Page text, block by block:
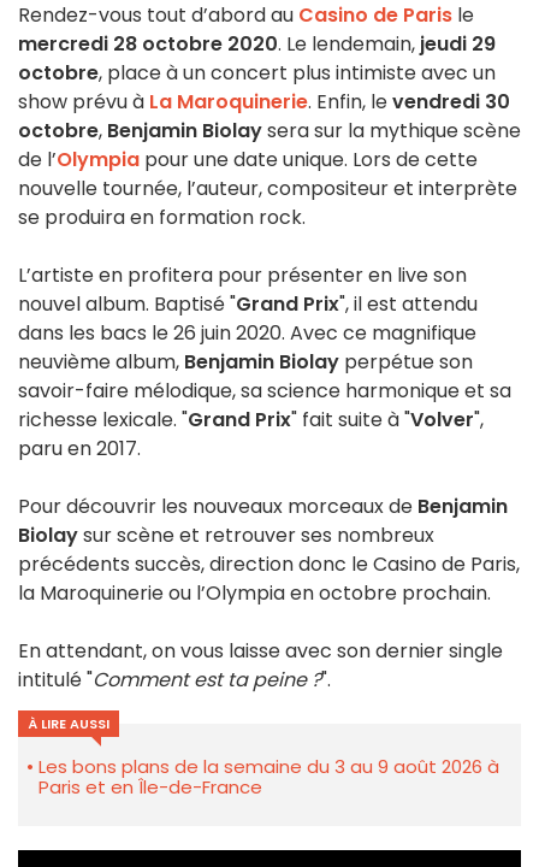
Rendez-vous tout d’abord au Casino de Paris le
mercredi 28 octobre 2020. Le lendemain, jeudi 29
octobre, place à un concert plus intimiste avec un
show prévu à La Maroquinerie. Enfin, levendredi 30
octobre, Benjamin Biolaysera sur la mythique scène
de l’Olympia pour une date unique. Lors de cette
nouvelle tournée, l’auteur, compositeur et interprète
se produira en formation rock.
L’artiste en profitera pour présenter en live son
nouvel album. Baptisé "Grand Prix", il est attendu
dans les bacs le 26 juin 2020. Avec ce magnifique
neuvième album, Benjamin Biolay perpétue son
savoir-faire mélodique, sa science harmonique et sa
richesse lexicale. "Grand Prix" fait suite à "Volver",
paru en 2017.
Pour découvrir les nouveaux morceaux de Benjamin
Biolaysur scène et retrouver ses nombreux
précédents succès, direction donc le Casino de Paris,
la Maroquinerie ou l’Olympia en octobre prochain.
En attendant, on vous laisse avec son dernier single
intitulé "Comment est ta peine ?".
À LIRE AUSSI
Les bons plans de la semaine du 3 au 9 août 2026 à
Paris et en Île-de-France